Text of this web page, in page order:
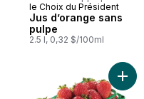
Préparé au Canada
le Choix du Président
Jus d’orange sans
pulpe
2.5 l, 0,32 $/100ml